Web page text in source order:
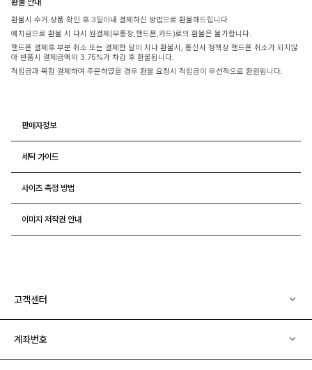
환불 안내
환불시 수거 상품 확인 후 3일이내 결제하신 방법으로 환불해드립니다
예치금으로 환불 시 다시 원결제(무통장,핸드폰,카드)로의 환불은 불가합니다.
핸드폰 결제후 부분 취소 또는 결제한 달이 지나 환불시, 통신사 정책상 핸드폰 취소가 되지않
아 반품시 결제금액의 3.75%가 차감 후 환불됩니다.
적립금과 복합 결제하여 주문하였을 경우 환불 요청시 적립금이 우선적으로 환원됩니다.
판매자정보
세탁 가이드
사이즈 측정 방법
이미지 저작권 안내
고객센터
계좌번호